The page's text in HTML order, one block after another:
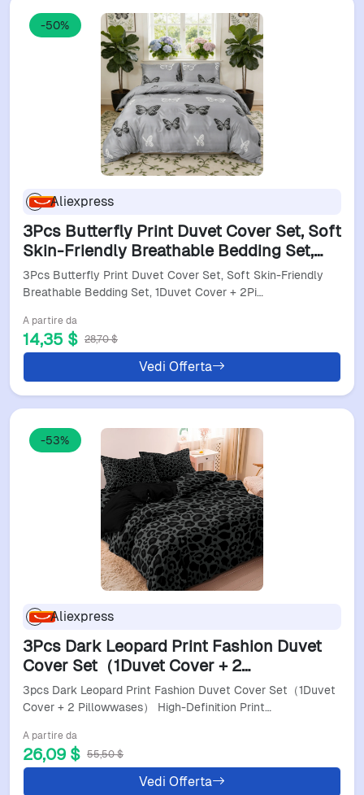
-50%
Aliexpress
3Pcs Butterfly Print Duvet Cover Set, Soft
Skin-Friendly Breathable Bedding Set,
1Duvet Cover + 2Pillowcases, All-Season
3Pcs Butterfly Print Duvet Cover Set, Soft Skin-Friendly
Breathable Bedding Set, 1Duvet Cover + 2Pi…
A partire da
14,35 $ 28,70 $
Vedi Offerta
-53%
Aliexpress
3Pcs Dark Leopard Print Fashion Duvet
Cover Set（1Duvet Cover + 2
Pillowwases） High-Definition Printed
Luxurybedding Set
3pcs Dark Leopard Print Fashion Duvet Cover Set（1Duvet
Cover + 2 Pillowwases） High-Definition Print…
A partire da
26,09 $ 55,50 $
Vedi Offerta